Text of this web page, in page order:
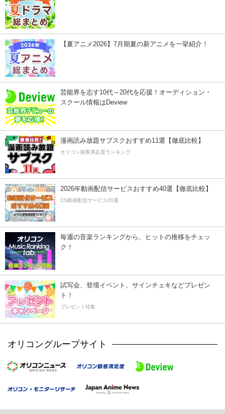
【夏アニメ2026】7月期夏の新アニメを一挙紹介！
芸能界を志す10代～20代を応援！オーディション・
スクール情報はDeview
漫画読み放題サブスクおすすめ11選【徹底比較】
オリコン顧客満足度ランキング
2026年動画配信サービスおすすめ40選【徹底比較】
CS動画配信サービス20選
毎週の音楽ランキングから、ヒットの推移をチェッ
ク！
試写会、登壇イベント、サインチェキなどプレゼン
ト！
プレゼント特集
オリコングループサイト